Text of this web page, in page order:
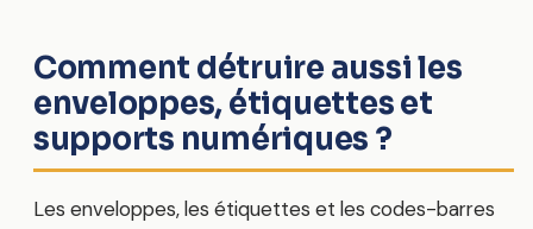
Comment détruire aussi les
enveloppes, étiquettes et
supports numériques ?
Les enveloppes, les étiquettes et les codes-barres